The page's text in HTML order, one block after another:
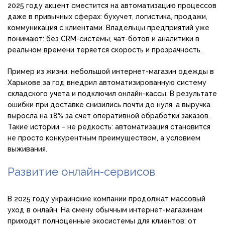
2025 году акцент сместится на автоматизацию процессов
даже в привычных сферах: бухучет, логистика, продажи,
коммуникация с клиентами. Владельцы предприятий уже
понимают: без CRM-системы, чат-ботов и аналитики в
реальном времени теряется скорость и прозрачность.
Пример из жизни: небольшой интернет-магазин одежды в
Харькове за год внедрил автоматизированную систему
складского учета и подключил онлайн-кассы. В результате
ошибки при доставке снизились почти до нуля, а выручка
выросла на 18% за счет оперативной обработки заказов.
Такие истории – не редкость: автоматизация становится
не просто конкурентным преимуществом, а условием
выживания.
Развитие онлайн-сервисов
В 2025 году украинские компании продолжат массовый
уход в онлайн. На смену обычным интернет-магазинам
приходят полноценные экосистемы для клиентов: от